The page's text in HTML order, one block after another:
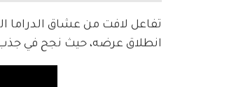
انطلاق عرضه، حيث نجح في جذب